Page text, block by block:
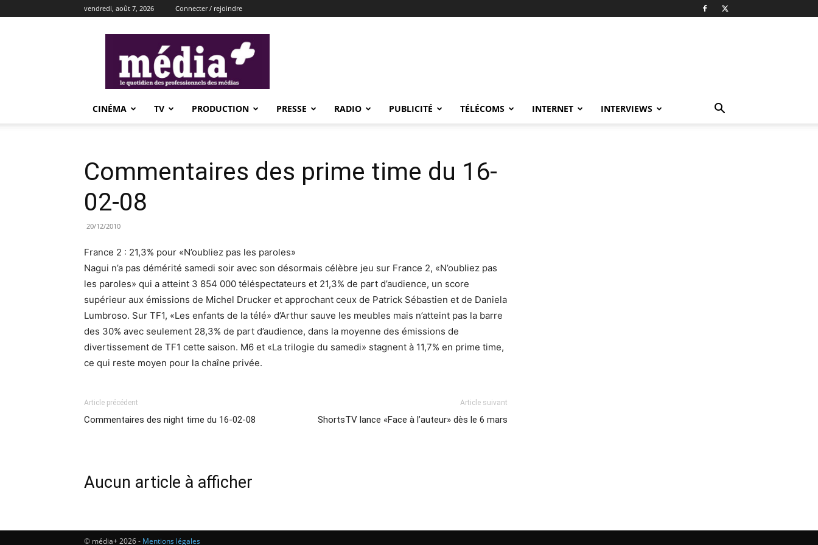
vendredi, août 7, 2026 Connecter / rejoindre
CINÉMA TV PRODUCTION PRESSE RADIO PUBLICITÉ TÉLÉCOMS INTERNET INTERVIEWS
Commentaires des prime time du 16-
02-08
20/12/2010
France 2 : 21,3% pour «N’oubliez pas les paroles»
Nagui n’a pas démérité samedi soir avec son désormais célèbre jeu sur France 2, «N’oubliez pas
les paroles» qui a atteint 3 854 000 téléspectateurs et 21,3% de part d’audience, un score
supérieur aux émissions de Michel Drucker et approchant ceux de Patrick Sébastien et de Daniela
Lumbroso. Sur TF1, «Les enfants de la télé» d’Arthur sauve les meubles mais n’atteint pas la barre
des 30% avec seulement 28,3% de part d’audience, dans la moyenne des émissions de
divertissement de TF1 cette saison. M6 et «La trilogie du samedi» stagnent à 11,7% en prime time,
ce qui reste moyen pour la chaîne privée.
Article précédent
Commentaires des night time du 16-02-08
Article suivant
ShortsTV lance «Face à l’auteur» dès le 6 mars
Aucun article à afficher
© média+ 2026 - Mentions légales